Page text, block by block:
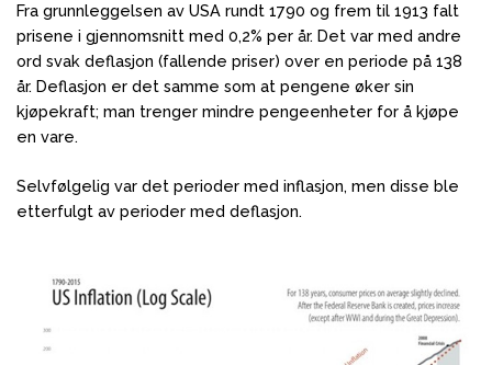
Fra grunnleggelsen av USA rundt 1790 og frem til 1913 falt
prisene i gjennomsnitt med 0,2% per år. Det var med andre
ord svak deflasjon (fallende priser) over en periode på 138
år. Deflasjon er det samme som at pengene øker sin
kjøpekraft; man trenger mindre pengeenheter for å kjøpe
en vare.
Selvfølgelig var det perioder med inflasjon, men disse ble
etterfulgt av perioder med deflasjon.